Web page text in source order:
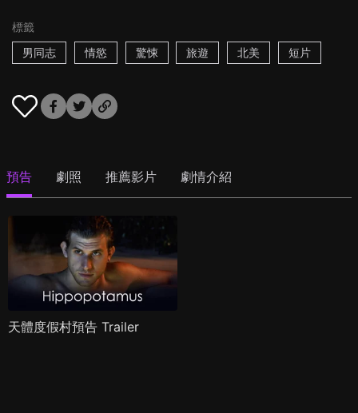
標籤
男同志
情慾 驚悚 旅遊 北美 短片
預告 劇照 推薦影片 劇情介紹
天體度假村預告 Trailer